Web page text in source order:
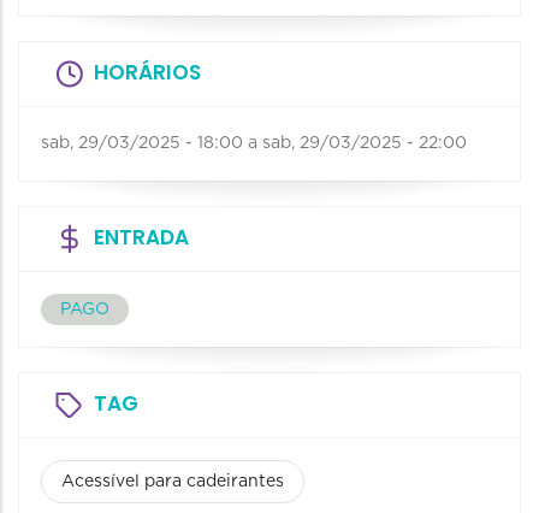
HORÁRIOS
sab, 29/03/2025 - 18:00 a sab, 29/03/2025 - 22:00
ENTRADA
PAGO
TAG
Acessível para cadeirantes